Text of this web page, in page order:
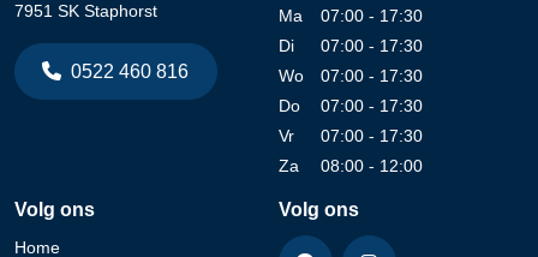
7951 SK Staphorst
0522 460 816
Ma
07:00 - 17:30
Di
07:00 - 17:30
Wo
07:00 - 17:30
Do
07:00 - 17:30
Vr
07:00 - 17:30
Za
08:00 - 12:00
Volg ons
Home
Volg ons